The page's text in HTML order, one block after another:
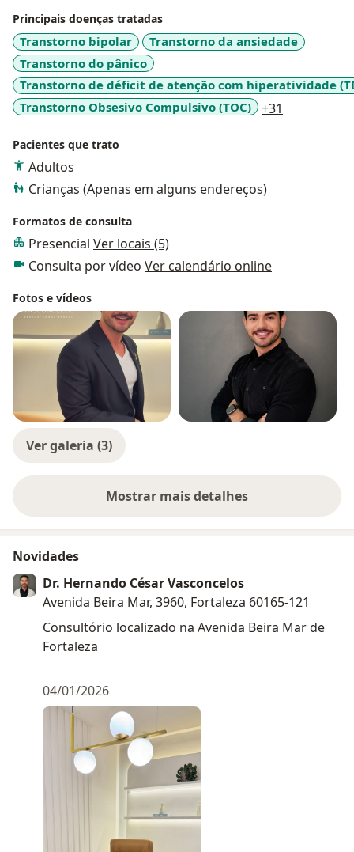
Principais doenças tratadas
Transtorno bipolar
Transtorno da ansiedade
Transtorno do pânico
Transtorno de déficit de atenção com hiperatividade
Transtorno Obsesivo Compulsivo (TOC)
+31
Pacientes que trato
Adultos
Crianças (Apenas em alguns endereços)
Formatos de consulta
Presencial Ver locais (5)
Consulta por vídeo Ver calendário online
Fotos e vídeos
Ver galeria (3)
Mostrar mais detalhes
sobre a experiência
Novidades
Dr. Hernando César Vasconcelos
Avenida Beira Mar, 3960, Fortaleza 60165-121
Consultório localizado na Avenida Beira Mar de
Fortaleza
04/01/2026